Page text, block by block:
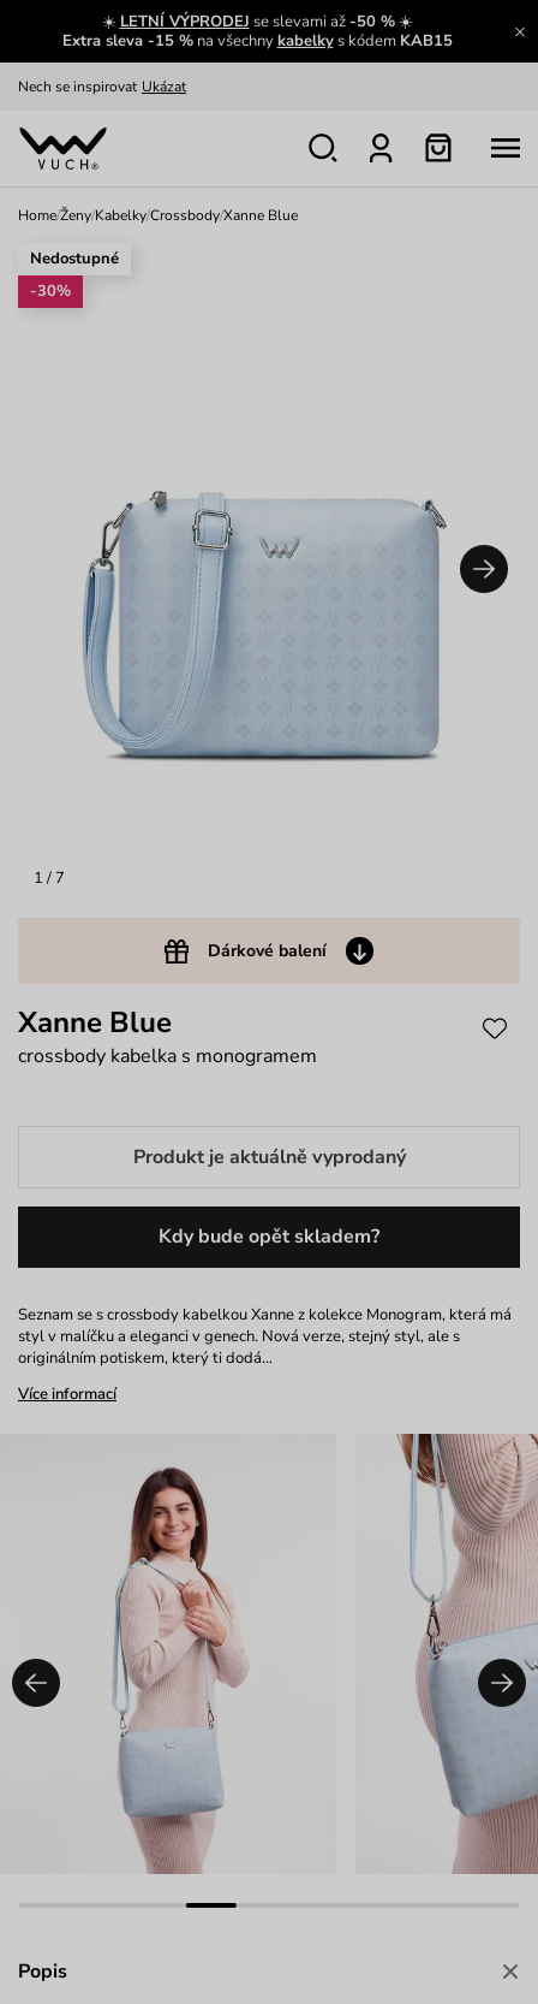
☀️ LETNÍ VÝPRODEJ se slevami až -50 %☀️
Extra sleva -15 %na všechnykabelkys kódem KAB15
Oblíbenci jsou zpět Prohlédnout
Nech se inspirovat Ukázat
Home/Ženy/Kabelky/Crossbody/Xanne Blue
1 / 7
Dárkové balení
Nedostupné
-30%
Xanne Blue
crossbody kabelka s monogramem
Produkt je aktuálně vyprodaný
Kdy bude opět skladem?
Seznam se s crossbody kabelkou Xanne z kolekce Monogram, která má
styl v malíčku a eleganci v genech. Nová verze, stejný styl, ale s
originálním potiskem, který ti dodá…
Více informací
Popis